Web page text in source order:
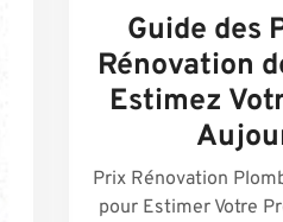
avril
2024
Guide des
Rénovation
Estimez
Prix Rénovation
pour Estimer Votre